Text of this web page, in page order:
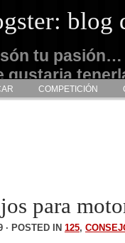
blog
tu
este es tu
COMPETICIÓN
para
· POSTED IN 125,